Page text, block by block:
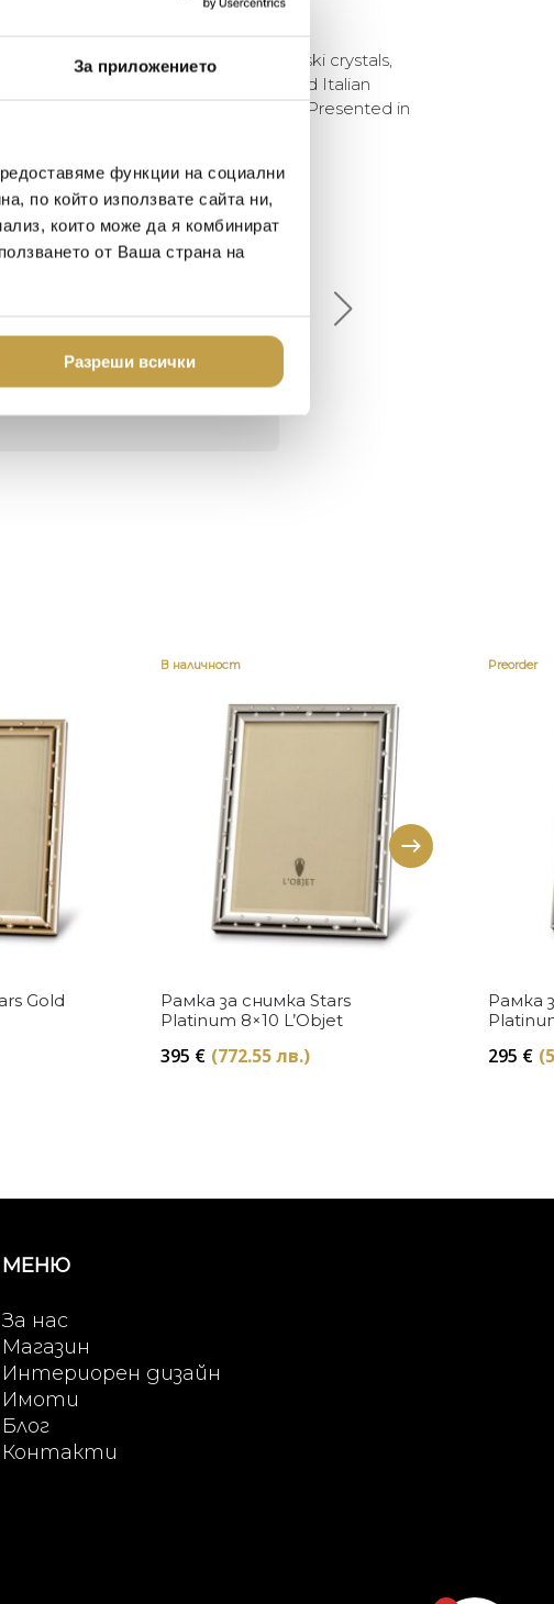
За приложението
функции на социални
по който използвате сайта ни,
които може да я комбинират
от Ваша страна на
Разреши всички
handcrafted with Swarovski crystals,
plating, beveled glass, satin lining and Italian
with beautifully detailed closures. Presented in
Ивелина Линковска
2018-08-10
доброто място в града
домашен декор - уникално и
Хареса ми
Gold
В наличност
Купи
Рамка за снимка Stars
Platinum 8×10 L’Objet
395 € (772.55 лв.)
Preorder
Рамка
295 €
МЕНЮ
За нас
Магазин
Интериорен дизайн
Имоти
Блог
Контакти